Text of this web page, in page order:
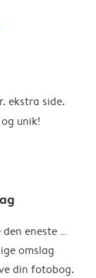
ekstra side.
unik!
den eneste …
omslag
din fotobog.